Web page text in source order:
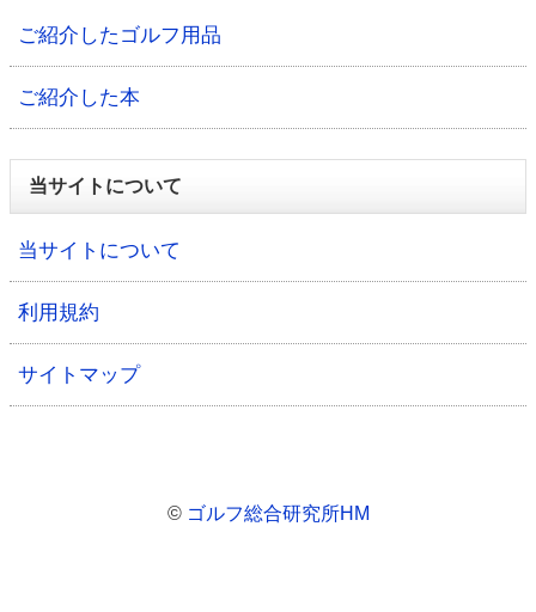
ご紹介したゴルフ用品
ご紹介した本
当サイトについて
当サイトについて
利用規約
サイトマップ
© ゴルフ総合研究所HM